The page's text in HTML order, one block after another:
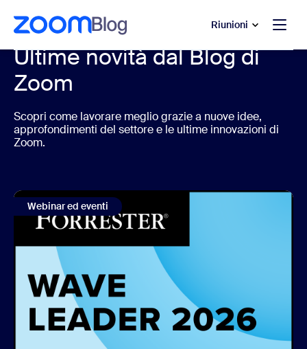
principale
di assistenza Riunioni
Ultime novità dal Blog di
Zoom
Scopri come lavorare meglio grazie a nuove idee,
approfondimenti del settore e le ultime innovazioni di
Zoom.
Webinar ed eventi